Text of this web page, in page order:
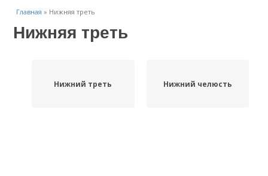
Главная » Нижняя треть
Нижняя треть
Нижний треть Нижний челюсть